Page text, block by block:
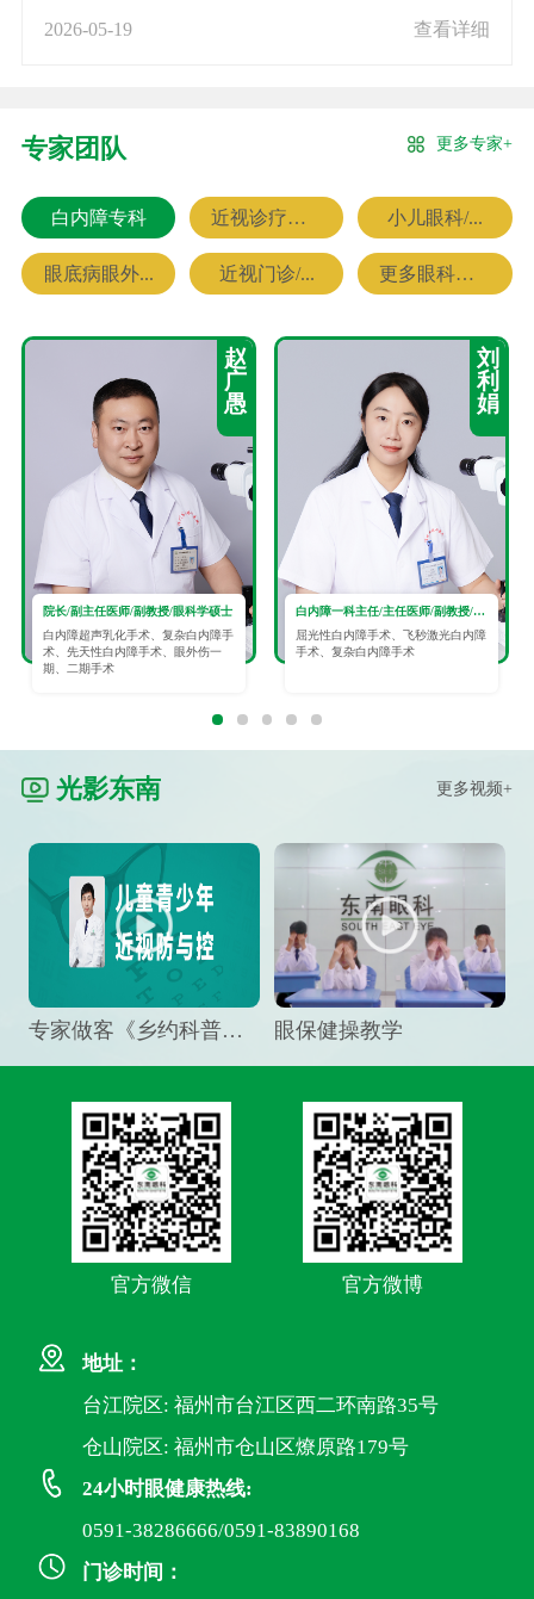
2026-05-19 查看详细
专家团队 更多专家+
白内障专科 近视诊疗专科 小儿眼科/...
眼底病眼外... 近视门诊/... 更多眼科专家
赵
广
愚
院长/副主任医师/副教授/眼科学硕士
白内障超声乳化手术、复杂白内障手
术、先天性白内障手术、眼外伤一
期、二期手术
刘
利
娟
白内障一科主任/主任医师/副教授/眼科学硕士
屈光性白内障手术、飞秒激光白内障
手术、复杂白内障手术
光影东南 更多视频+
专家做客《乡约科普》栏目，预防孩子近视竟然这么“简单” 眼保健操教学
官方微信 官方微博
地址：
台江院区: 福州市台江区西二环南路35号
仓山院区: 福州市仓山区燎原路179号
24小时眼健康热线:
0591-38286666/0591-83890168
门诊时间：